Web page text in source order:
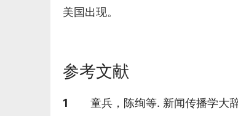
美国出现。
参考文献
参考文献
1 童兵，陈绚等. 新闻传播学大